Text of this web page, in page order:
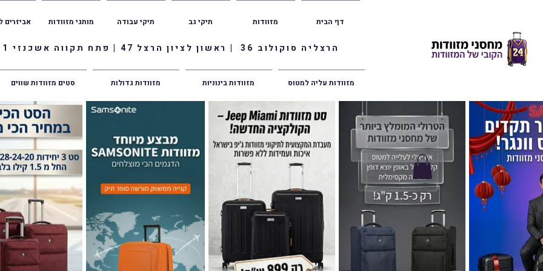
הרצליה סוקולוב 36 | ראשון לציון הרצל 47 | פתח תקווה אשכנזי 1
אביזרים מותגי מזוודות תיקי עבודה תיקי גב מזוודות דף הבית
סטים מזוודות שווים מזוודות גדולות מזוודות בינוניות מזוודות עליה למטוס